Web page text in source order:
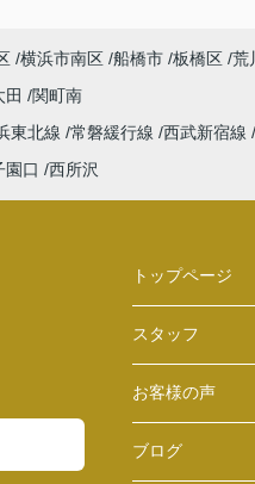
横浜市南区 船橋市 板橋区 荒
田
関町南
東北線 常磐緩行線 西武新宿線
園口 西所沢
トップページ
スタッフ
お客様の声
ブログ